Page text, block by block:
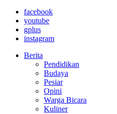
facebook
youtube
gplus
instagram
Berita
Pendidikan
Budaya
Pesiar
Opini
Warga Bicara
Kuliner